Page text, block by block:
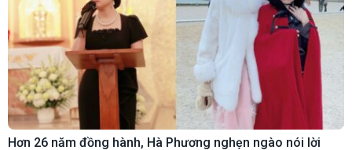
Hơn 26 năm đồng hành, Hà Phương nghẹn ngào nói lời